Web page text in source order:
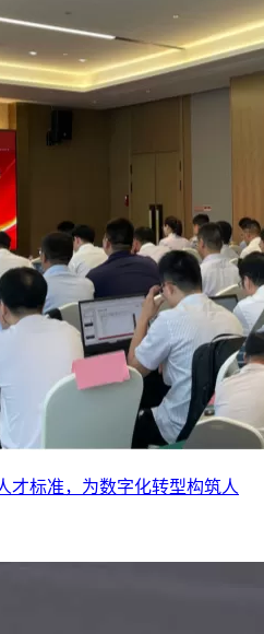
才标准，为数字化转型构筑人